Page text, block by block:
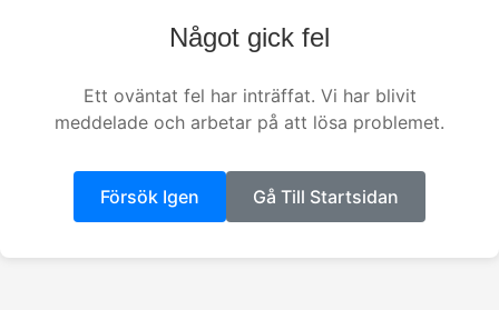
Något gick fel
Ett oväntat fel har inträffat. Vi har blivit
meddelade och arbetar på att lösa problemet.
Försök Igen Gå Till Startsidan